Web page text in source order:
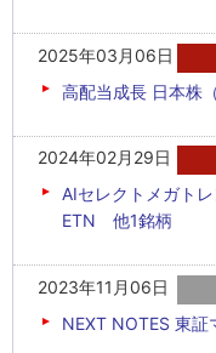
2025年03月06日
高配当成長 日本株
2024年02月29日
AIセレクトメガト
ETN 他1銘柄
2023年11月06日
NEXT NOTES 東